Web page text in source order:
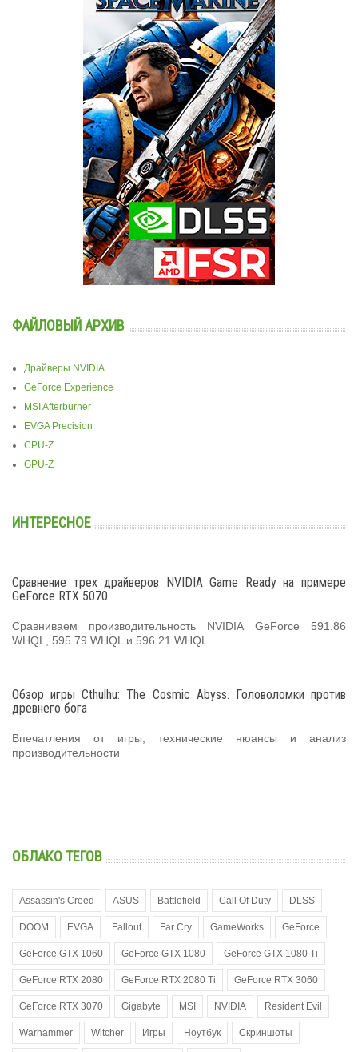
ФАЙЛОВЫЙ АРХИВ
Драйверы NVIDIA
GeForce Experience
MSI Afterburner
EVGA Precision
CPU-Z
GPU-Z
ИНТЕРЕСНОЕ
Сравнение трех драйверов NVIDIA Game Ready на примере
GeForce RTX 5070
Сравниваем производительность NVIDIA GeForce 591.86
WHQL, 595.79 WHQL и 596.21 WHQL
Обзор игры Cthulhu: The Cosmic Abyss. Головоломки против
древнего бога
Впечатления от игры, технические нюансы и анализ
производительности
ОБЛАКО ТЕГОВ
Assassin's Creed ASUS Battlefield Call Of Duty DLSS
DOOM EVGA Fallout Far Cry GameWorks GeForce
GeForce GTX 1060 GeForce GTX 1080 GeForce GTX 1080 Ti
GeForce RTX 2080 GeForce RTX 2080 Ti GeForce RTX 3060
GeForce RTX 3070 Gigabyte MSI NVIDIA Resident Evil
Warhammer Witcher Игры Ноутбук Скриншоты